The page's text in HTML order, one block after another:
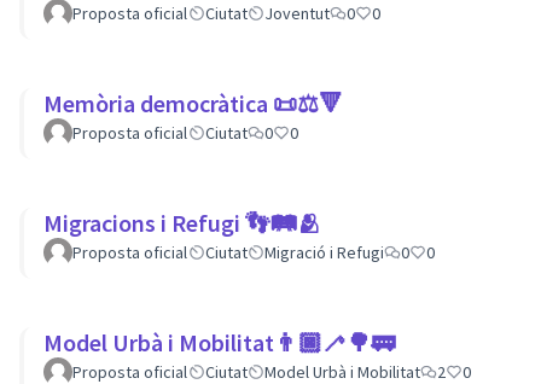
Proposta oficial Ciutat Joventut 0 0
Memòria democràtica 📜⚖️🔻
Proposta oficial Ciutat 0 0
Migracions i Refugi 👣🛤🫂
Proposta oficial Ciutat Migració i Refugi 0 0
Model Urbà i Mobilitat👨🏿‍🦯🌳🚃
Proposta oficial Ciutat Model Urbà i Mobilitat 2 0